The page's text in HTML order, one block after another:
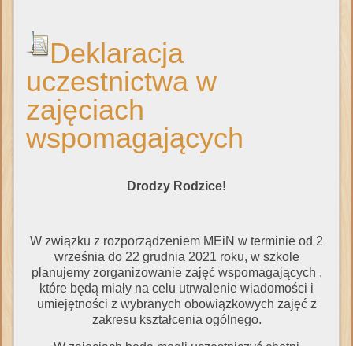
Deklaracja
uczestnictwa w
zajęciach
wspomagających
Drodzy Rodzice!
W związku z rozporządzeniem MEiN w terminie od 2
września do 22 grudnia 2021 roku, w szkole
planujemy zorganizowanie zajęć wspomagających ,
które będą miały na celu utrwalenie wiadomości i
umiejętności z wybranych obowiązkowych zajęć z
zakresu kształcenia ogólnego.